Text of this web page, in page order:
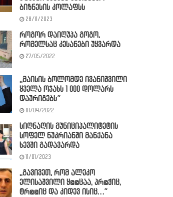
ბიზნესის კოლაფსს
28/11/2023
როგორ დაიღუპა გოგო,
რომელსაც კესანები უყვარდა
27/05/2022
,,მაისის ბოლომდე ივანიშვილი
ყველა ოჯახს 1 000 დოლარს
დაურიგებს”
01/04/2022
სიღნაღის მუნიციპალიტეტის
სოფელ ნუკრიანში მანქანა
ხევში გადავარდა
11/01/2023
,,გავივეთ, რომ ალეკო
ელისაშვილი ყ@@ცაა, პრ@ჭიც,
ტრ@@იც და კიდევ ისიც…”